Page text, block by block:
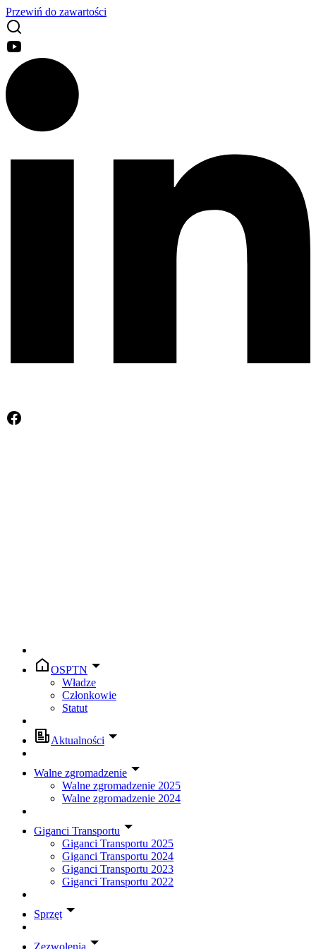
Przewiń do zawartości
OSPTN
Władze
Członkowie
Statut
Aktualności
Walne zgromadzenie
Walne zgromadzenie 2025
Walne zgromadzenie 2024
Giganci Transportu
Giganci Transportu 2025
Giganci Transportu 2024
Giganci Transportu 2023
Giganci Transportu 2022
Sprzęt
Zezwolenia